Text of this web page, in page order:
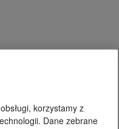
korzystamy z
Dane zebrane